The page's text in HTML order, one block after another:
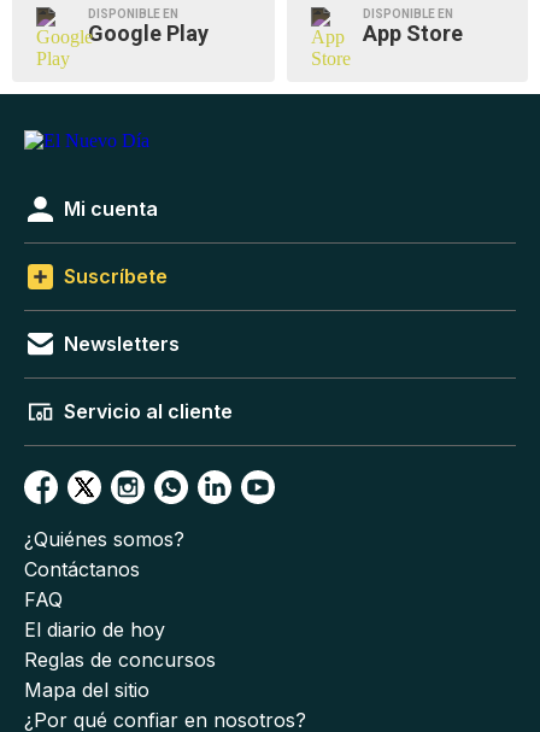
DISPONIBLE EN
Google Play
DISPONIBLE EN
App Store
Mi cuenta
Suscríbete
Newsletters
Servicio al cliente
¿Quiénes somos?
Contáctanos
FAQ
El diario de hoy
Reglas de concursos
Mapa del sitio
¿Por qué confiar en nosotros?